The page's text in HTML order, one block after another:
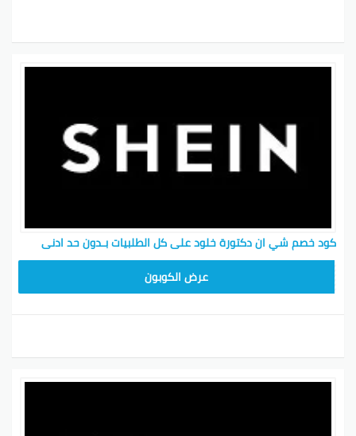
كود خصم شي ان دكتورة خلود على كل الطلبيات بـدون حد ادنى
عرض الكوبون